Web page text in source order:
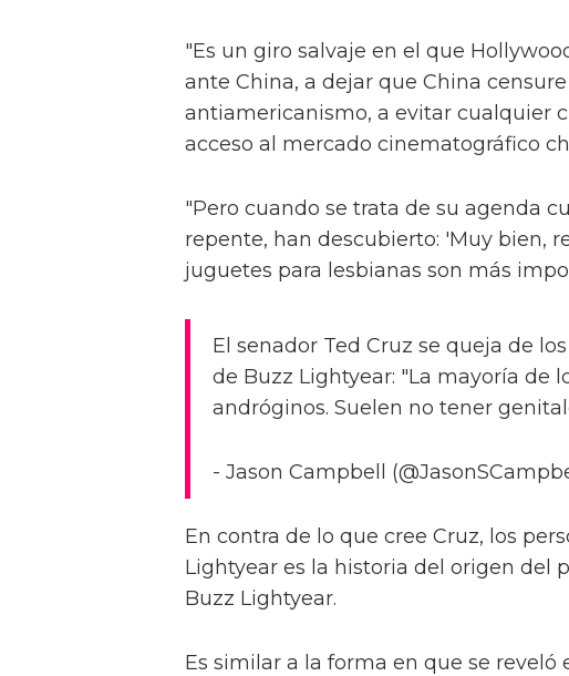
"Es un giro salvaje en el que
ante China, a dejar que China
antiamericanismo, a evitar cualquier
acceso al mercado cinematográfico
"Pero cuando se trata de su agenda
repente, han descubierto: 'Muy bien,
juguetes para lesbianas son más
El senador Ted Cruz se queja de
de Buzz Lightyear: "La mayoría de
andróginos. Suelen no tener
- Jason Campbell
En contra de lo que cree Cruz, los
Lightyear es la historia del origen del
Buzz Lightyear.
Es similar a la forma en que se reveló